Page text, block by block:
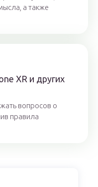
а также
XR и других
вопросов о
правила